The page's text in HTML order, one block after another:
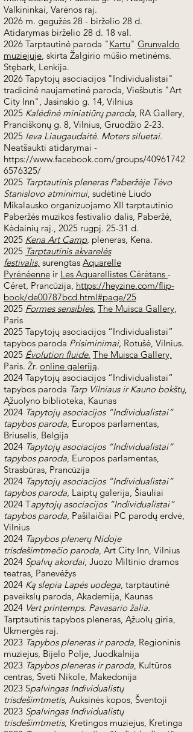
Valkininkai, Varėnos raj.
2026 m. gegužės 28 - birželio 28 d.
Atidarymas birželio 28 d. 18 val.
2026 Tarptautinė paroda "Kartu" Grunvaldo
muziejuje, skirta Žalgirio mūšio metinėms.
Stębark, Lenkija.
2026 Tapytojų asociacijos "Individualistai"
tradicinė naujametinė paroda, Viešbutis "Art
City Inn", Jasinskio g. 14, Vilnius
2025 Kalėdinė miniatiūrų paroda, RA Gallery,
Pranciškonų g. 8, Vilnius, Gruodžio 2-23.
2025 Ieva Liaugaudaitė. Moters siluetai.
Neatšaukti atidarymai -
https://www.facebook.com/groups/40961742
6576325/
2025 Tarptautinis pleneras Paberžėje Tėvo
Stanislovo atminimui, sudėtinė Liudo
Mikalausko organizuojamo XII tarptautinio
Paberžės muzikos festivalio dalis, Paberžė,
Kėdainių raj., 2025 rugpj. 25-31 d.
2025 Kena Art Camp, pleneras, Kena.
2025 Tarptautinis akvarelės
festivalis, surengtas Aquarelle
Pyrénéenne ir Les Aquarellistes Cérétans -
Céret, Prancūzija, https://heyzine.com/flip-
book/de00787bcd.html#page/25
2025 Formes sensibles. The Muisca Gallery,
Paris
2025 Tapytojų asociacijos “Individualistai“
tapybos paroda Prisiminimai, Rotušė, Vilnius.
2025 Évolution fluide. The Muisca Gallery,
Paris. Žr. online galeriją.
2024 Tapytojų asociacijos “Individualistai“
tapybos paroda Tarp Vilniaus ir Kauno bokštų,
Ąžuolyno biblioteka, Kaunas
2024 Tapytojų asociacijos “Individualistai“
tapybos paroda, Europos parlamentas,
Briuselis, Belgija
2024 Tapytojų asociacijos “Individualistai“
tapybos paroda, Europos parlamentas,
Strasbūras, Prancūzija
2024 Tapytojų asociacijos “Individualistai“
tapybos paroda, Laiptų galerija, Šiauliai
2024 Tapytojų asociacijos “Individualistai“
tapybos paroda, Pašilaičiai PC parodų erdvė,
Vilnius
2024 Tapybos plenerų Nidoje
trisdešimtmečio paroda, Art City Inn, Vilnius
2024 Spalvų akordai, Juozo Miltinio dramos
teatras, Panevėžys
2024 Ką slepia Lapės uodega, tarptautinė
paveikslų paroda, Akademija, Kaunas
2024 Vert printemps. Pavasario žalia.
Tarptautinis tapybos pleneras, Ąžuolų giria,
Ukmergės raj.
2023 Tapybos pleneras ir paroda, Regioninis
muziejus, Bijelo Polje, Juodkalnija
2023 Tapybos pleneras ir paroda, Kultūros
centras, Sveti Nikole, Makedonija
2023 Spalvingas Individualistų
trisdešimtmetis, Auksinės kopos, Šventoji
2023 Spalvingas Individualistų
trisdešimtmetis, Kretingos muziejus, Kretinga